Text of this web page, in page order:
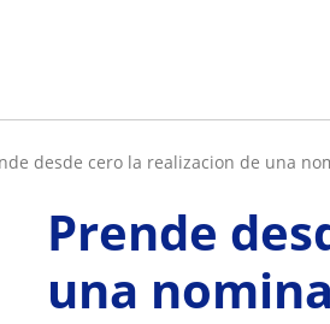
desde cero la realizacion de una
Prende
una